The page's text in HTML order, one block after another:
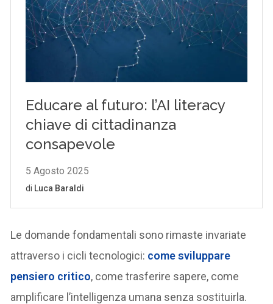
Le domande fondamentali sono rimaste invariate
attraverso i cicli tecnologici: come sviluppare
pensiero critico, come trasferire sapere, come
amplificare l’intelligenza umana senza sostituirla.